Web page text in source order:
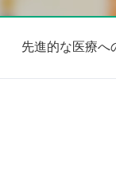
先進的な医療へ